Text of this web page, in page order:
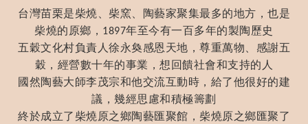
台灣苗栗是柴燒、柴窯、陶藝家聚集最多的地方，也是
柴燒的原鄉， 1897年至今有一百多年的製陶歷史
五穀文化村負責人徐永奐感恩天地，尊重萬物、感謝五
穀，經營數十年的事業，想回饋社會和支持的人
國然陶藝大師李茂宗和他交流互動時，給了他很好的建
議，幾經思慮和積極籌劃
終於成立了柴燒原之鄉陶藝匯聚館，柴燒原之鄉匯聚了